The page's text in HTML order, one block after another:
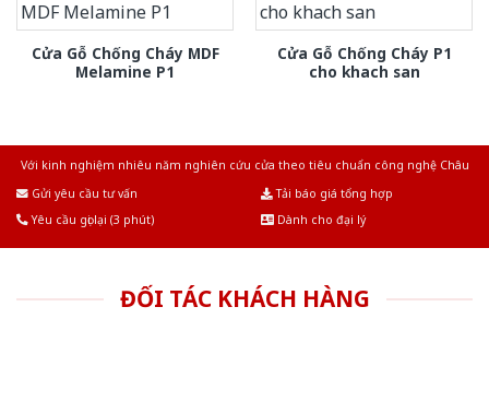
Cửa Gỗ Chống Cháy MDF
Melamine P1
Cửa Gỗ Chống Cháy P1
cho khach san
Với kinh nghiệm nhiêu năm nghiên cứu cửa theo tiêu chuẩn công nghệ Châu
Gửi yêu cầu tư vấn
Tải báo giá tổng hợp
Yêu cầu gọi lại (3 phút)
Dành cho đại lý
ĐỐI TÁC KHÁCH HÀNG